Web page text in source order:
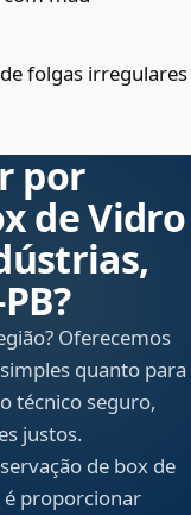
folgas irregulares
por
de Vidro
Oferecemos
quanto para
técnico seguro,
justos.
de box de
é proporcionar